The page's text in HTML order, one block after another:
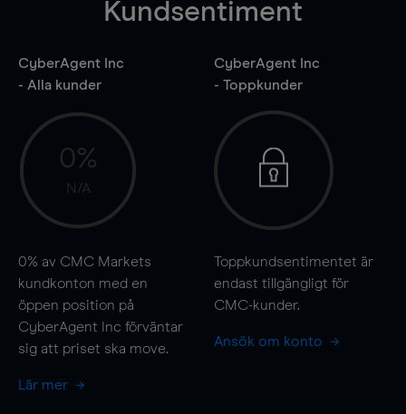
Kundsentiment
CyberAgent Inc
- Alla kunder
0%
N/A
0% av CMC Markets
kundkonton med en
öppen position på
CyberAgent Inc förväntar
sig att priset ska move.
Lär mer
CyberAgent Inc
- Toppkunder
Toppkundsentimentet är
endast tillgängligt för
CMC-kunder.
Ansök om konto